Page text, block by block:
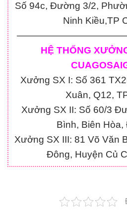
Số 94c, Đường 3/2,
Ninh Kiều,TP
HỆ THỐNG
Xưởng SX I: Số 361
Xuân, Q12,
Xưởng SX II: Số 60/3
Bình, Biên Hòa,
Xưởng SX III: 81 Võ Văn
Đông, Huyện Củ